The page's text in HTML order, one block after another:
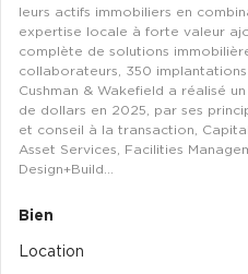
leurs actifs immobiliers en
expertise locale à forte valeur
complète de solutions
collaborateurs, 350
Cushman & Wakefield a réalisé
de dollars en 2025, par ses
et conseil à la transaction,
Asset Services, Facilities
Design+Build…
Bien
Location